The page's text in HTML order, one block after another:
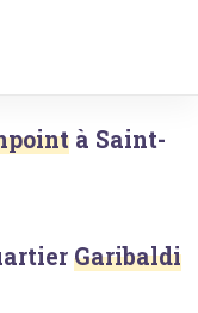
à Saint-
Garibaldi